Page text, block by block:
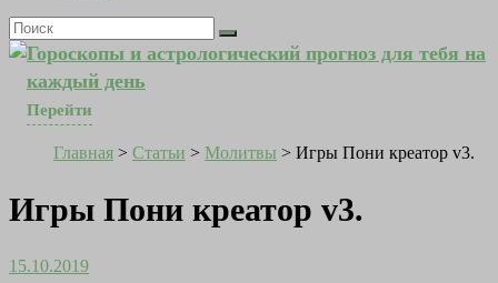
Гороскопы и астрологический прогноз для тебя на
каждый день
Перейти
Главная > Статьи > Молитвы > Игры Пони креатор v3.
Игры Пони креатор v3.
15.10.2019